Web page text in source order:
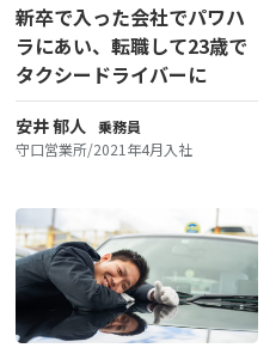
新卒で入った会社でパワハ
ラにあい、転職して23歳で
タクシードライバーに
安井 郁人
乗務員
守口営業所/2021年4月入社